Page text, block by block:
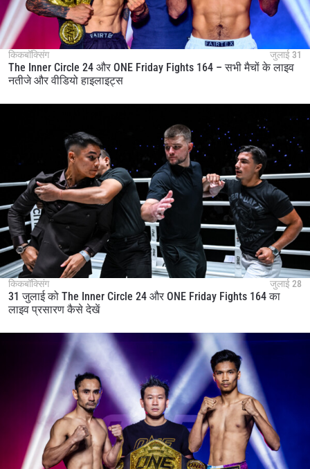
किकबॉक्सिंग जुलाई 31
The Inner Circle 24 और ONE Friday Fights 164 – सभी मैचों के लाइव
नतीजे और वीडियो हाइलाइट्स
किकबॉक्सिंग जुलाई 28
31 जुलाई को The Inner Circle 24 और ONE Friday Fights 164 का
लाइव प्रसारण कैसे देखें